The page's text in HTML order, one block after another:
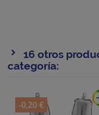
16 otros
categoría:
-0,20 €